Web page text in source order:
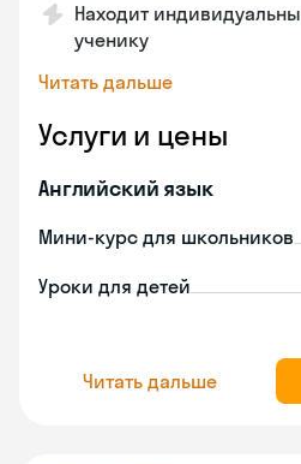
Находит
ученику
Читать дальше
Услуги и цены
Английский язык
Мини-курс для школьников
Уроки для детей
Читать дальше